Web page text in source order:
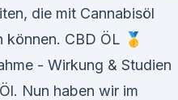
die mit Cannabisöl
CBD ÖL 🥇
- Wirkung & Studien
Nun haben wir im